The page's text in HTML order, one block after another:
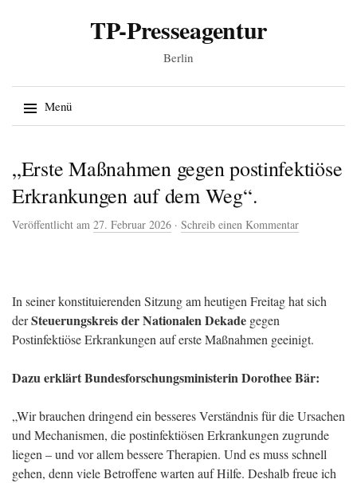
TP-Presseagentur
Berlin
Menü
„Erste Maßnahmen gegen postinfektiöse
Erkrankungen auf dem Weg“.
Veröffentlicht am 27. Februar 2026 · Schreib einen Kommentar
In seiner konstituierenden Sitzung am heutigen Freitag hat sich
derSteuerungskreis der Nationalen Dekade gegen
Postinfektiöse Erkrankungen auf erste Maßnahmen geeinigt.
Dazu erklärt Bundesforschungsministerin Dorothee Bär:
„Wir brauchen dringend ein besseres Verständnis für die Ursachen
und Mechanismen, die postinfektiösen Erkrankungen zugrunde
liegen – und vor allem bessere Therapien. Und es muss schnell
gehen, denn viele Betroffene warten auf Hilfe. Deshalb freue ich